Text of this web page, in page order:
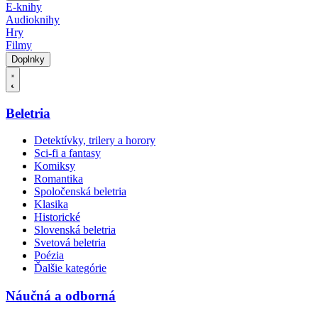
E-knihy
Audioknihy
Hry
Filmy
Doplnky
Beletria
Detektívky, trilery a horory
Sci-fi a fantasy
Komiksy
Romantika
Spoločenská beletria
Klasika
Historické
Slovenská beletria
Svetová beletria
Poézia
Ďalšie kategórie
Náučná a odborná